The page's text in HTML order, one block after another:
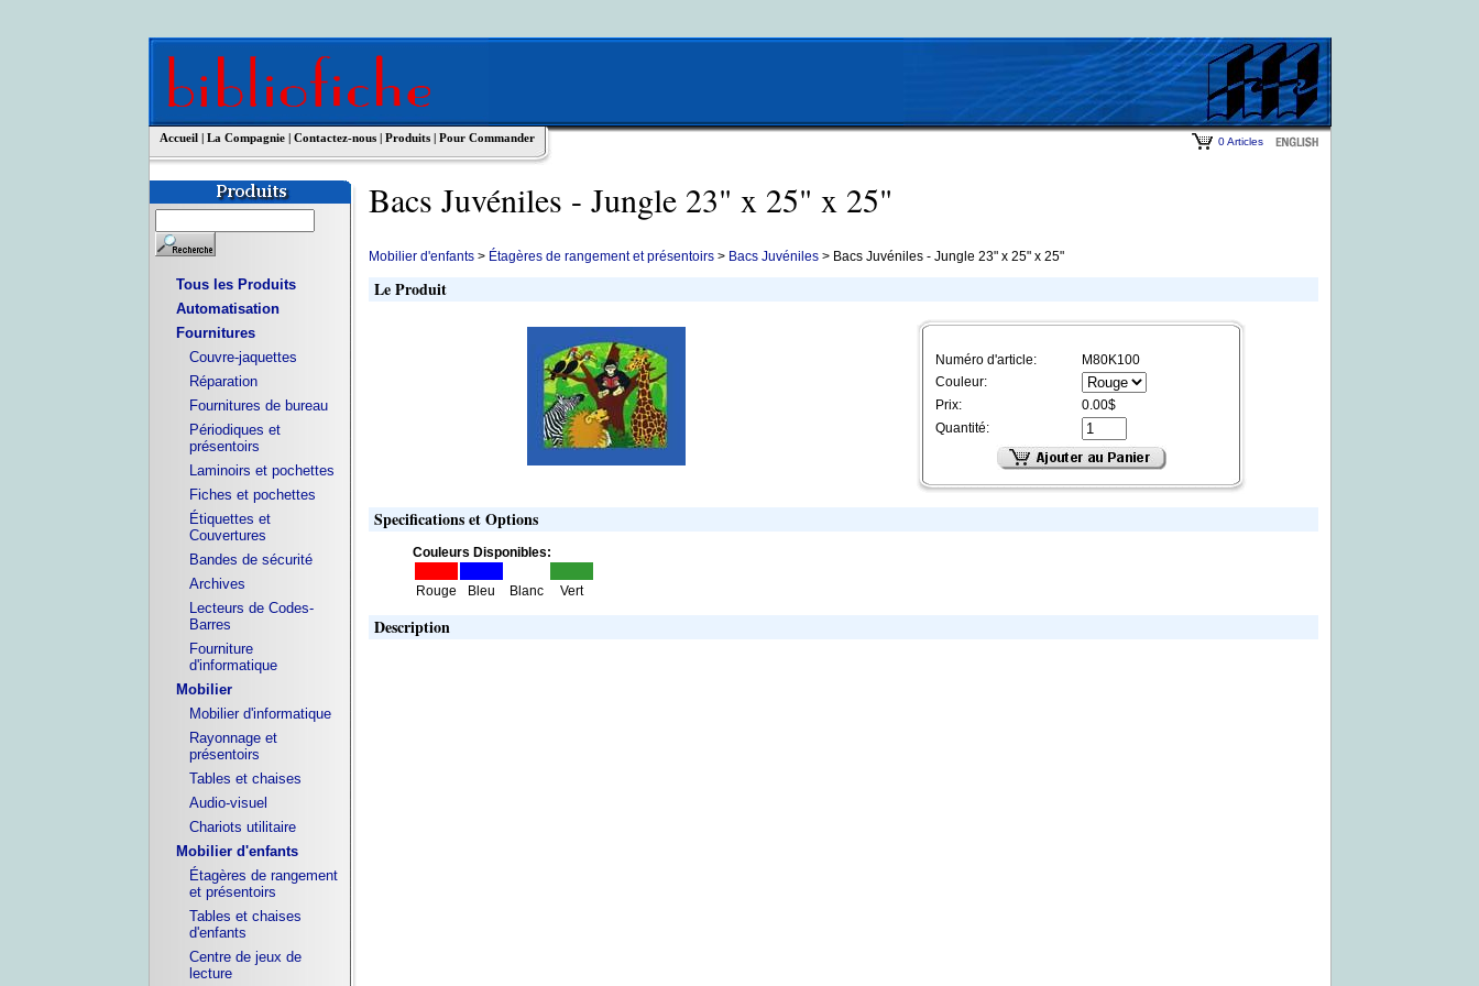
Accueil | La Compagnie | Contactez-nous | Produits | Pour Commander 0 Articles
Tous les Produits
Automatisation
Fournitures
Couvre-jaquettes
Réparation
Fournitures de bureau
Périodiques et
présentoirs
Laminoirs et pochettes
Fiches et pochettes
Étiquettes et
Couvertures
Bandes de sécurité
Archives
Lecteurs de Codes-
Barres
Fourniture
d'informatique
Mobilier
Mobilier d'informatique
Rayonnage et
présentoirs
Tables et chaises
Audio-visuel
Chariots utilitaire
Mobilier d'enfants
Étagères de rangement
et présentoirs
Tables et chaises
d'enfants
Centre de jeux de
lecture
Bacs Juvéniles - Jungle 23" x 25" x 25"
Mobilier d'enfants > Étagères de rangement et présentoirs> Bacs Juvéniles> Bacs Juvéniles - Jungle 23" x 25" x 25"
Le Produit
Numéro d'article:
M80K100
Couleur:
Prix:
0.00$
Quantité:
Specifications et Options
Couleurs Disponibles:
Rouge Bleu Blanc Vert
Description